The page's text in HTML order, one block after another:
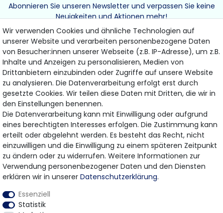
Abonnieren Sie unseren Newsletter und verpassen Sie keine
Neuigkeiten und Aktionen mehr!
ABONNIEREN
Hiermit bestätige ich, dass ich die Daten­schutz­erklärung
gelesen habe.
Meine Einwilligung kann ich jederzeit widerrufen.
Bezahlung & Versand
Wir verwenden Cookies und ähnliche Technologien auf
unserer Website und verarbeiten personenbezogene Daten
von Besucher:innen unserer Webseite (z.B. IP-Adresse), um z.B.
Inhalte und Anzeigen zu personalisieren, Medien von
Drittanbietern einzubinden oder Zugriffe auf unsere Website
zu analysieren. Die Datenverarbeitung erfolgt erst durch
gesetzte Cookies. Wir teilen diese Daten mit Dritten, die wir in
den Einstellungen benennen.
Die Datenverarbeitung kann mit Einwilligung oder aufgrund
eines berechtigten Interesses erfolgen. Die Zustimmung kann
erteilt oder abgelehnt werden. Es besteht das Recht, nicht
einzuwilligen und die Einwilligung zu einem späteren Zeitpunkt
zu ändern oder zu widerrufen. Weitere Informationen zur
Verwendung personenbezogener Daten und den Diensten
erklären wir in unserer Daten­schutz­erklärung.
Essenziell
Statistik